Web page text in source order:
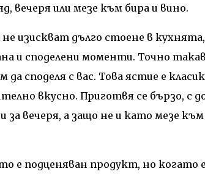
вечеря или мезе към бира и вино.
изискват дълго стоене в
и споделени моменти. Точно
да споделя с вас. Това ястие е
вкусно. Приготвя се бързо, с
за вечеря, а защо не и като мезе
е подценяван продукт, но когато